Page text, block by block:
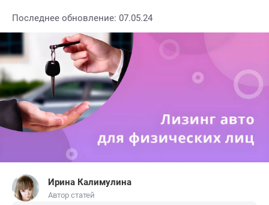
Последнее обновление: 07.05.24
Ирина Калимулина
Автор статей